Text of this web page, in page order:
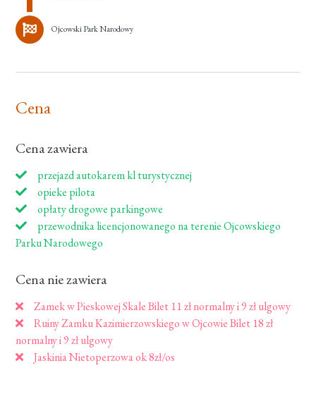
Ojcowski Park Narodowy
Cena
Cena zawiera
przejazd autokarem kl turystycznej
opieke pilota
opłaty drogowe parkingowe
przewodnika licencjonowanego na terenie Ojcowskiego
Parku Narodowego
Cena nie zawiera
Zamek w Pieskowej Skale Bilet 11 zł normalny i 9 zł ulgowy
Ruiny Zamku Kazimierzowskiego w Ojcowie Bilet 18 zł
normalny i 9 zł ulgowy
Jaskinia Nietoperzowa ok 8zł/os